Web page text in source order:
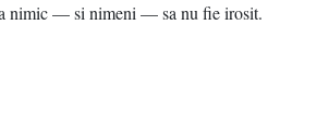
nimic — si nimeni — sa nu fie irosit.